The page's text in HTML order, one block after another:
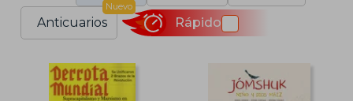
Anticuarios
Nuevo
Rápido